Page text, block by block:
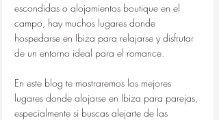
escondidas o alojamientos boutique en el
campo, hay muchos lugares donde
hospedarse en Ibiza para relajarse y disfrutar
de un entorno ideal para el romance.
En este blog te mostraremos los mejores
lugares donde alojarse en Ibiza para parejas,
especialmente si buscas alejarte de las